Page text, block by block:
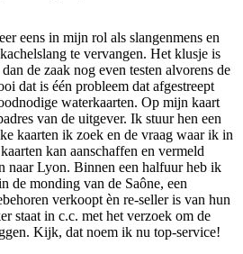
eens in mijn rol als slangenmens en
te vervangen. Het klusje is
de zaak nog even testen alvorens de
dat is één probleem dat afgestreept
waterkaarten. Op mijn kaart
van de uitgever. Ik stuur hen een
kaarten ik zoek en de vraag waar ik in
kan aanschaffen en vermeld
naar Lyon. Binnen een halfuur heb ik
de monding van de Saône, een
verkoopt èn re-seller is van hun
staat in c.c. met het verzoek om de
Kijk, dat noem ik nu top-service!